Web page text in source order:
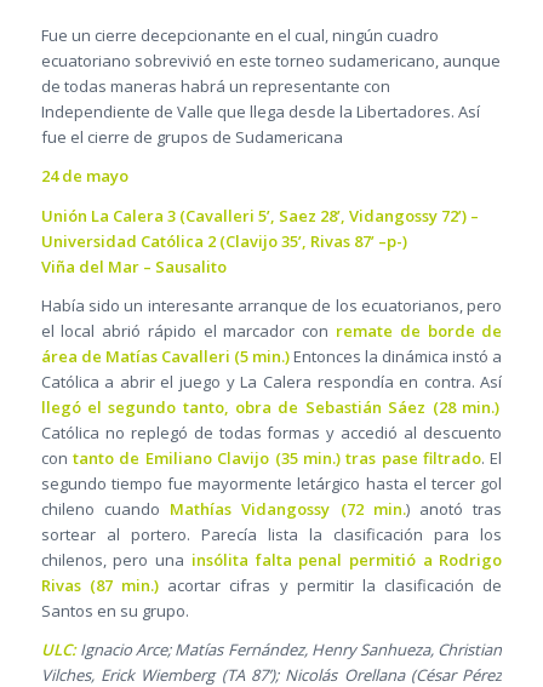
Fue un cierre decepcionante en el cual, ningún cuadro
ecuatoriano sobrevivió en este torneo sudamericano, aunque
de todas maneras habrá un representante con
Independiente de Valle que llega desde la Libertadores. Así
fue el cierre de grupos de Sudamericana
24 de mayo
Unión La Calera 3 (Cavalleri 5’, Saez 28’, Vidangossy 72’) –
Universidad Católica 2 (Clavijo 35’, Rivas 87’ –p-)
Viña del Mar – Sausalito
Había sido un interesante arranque de los ecuatorianos, pero
el local abrió rápido el marcador con remate de borde de
área de Matías Cavalleri (5 min.)Entonces la dinámica instó a
Católica a abrir el juego y La Calera respondía en contra. Así
llegó el segundo tanto, obra de Sebastián Sáez (28 min.)
Católica no replegó de todas formas y accedió al descuento
con tanto de Emiliano Clavijo (35 min.) tras pase filtrado. El
segundo tiempo fue mayormente letárgico hasta el tercer gol
chileno cuando Mathías Vidangossy (72 min.) anotó tras
sortear al portero. Parecía lista la clasificación para los
chilenos, pero una insólita falta penal permitió a Rodrigo
Rivas (87 min.) acortar cifras y permitir la clasificación de
Santos en su grupo.
ULC:Ignacio Arce; Matías Fernández, Henry Sanhueza, Christian
Vilches, Erick Wiemberg (TA 87’); Nicolás Orellana (César Pérez